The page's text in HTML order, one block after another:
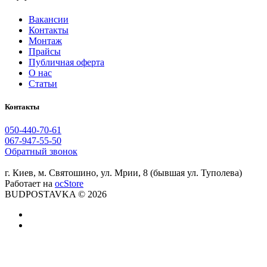
Вакансии
Контакты
Монтаж
Прайсы
Публичная оферта
О нас
Статьи
Контакты
050-440-70-61
067-947-55-50
Обратный звонок
г. Киев, м. Святошино, ул. Мрии, 8 (бывшая ул. Туполева)
Работает на ocStore
BUDPOSTAVKA © 2026